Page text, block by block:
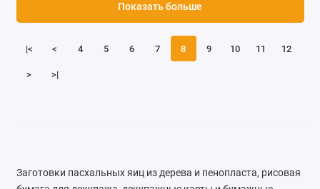
|< < 4 5 6 7 8 9 10 11 12
> >|
Показать больше
Заготовки пасхальных яиц из дерева и пенопласта, рисовая